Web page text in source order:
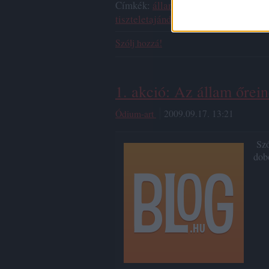
Címkék: állam
tiszteletajándék
Szólj hozzá!
1. akció: Az állam
Ódium-art 2009.09.17. 13:21